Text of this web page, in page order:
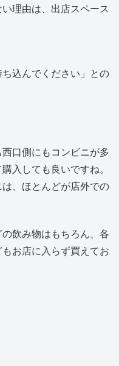
理由は、出店スペース
込んでください」との
口側にもコンビニが多
入しても良いですね。
、ほとんどが店外での
飲み物はもちろん、各
お店に入らず買えてお